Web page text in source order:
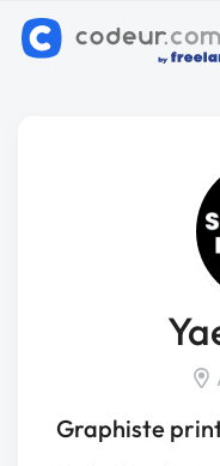
Graphiste